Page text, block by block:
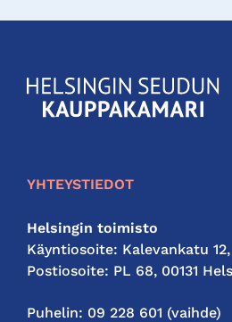
KauppakamariHelsingin
seudun
YHTEYSTIEDOT
Helsingin toimisto
Käyntiosoite: Kalevankatu
Postiosoite: PL 68, 00131
Puhelin: 09 228 601 (vaihde)